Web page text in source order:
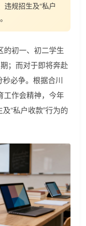
违规招生及“私户
的初一、初二学生
；而对于即将奔赴
必争。根据合川
工作会精神，今年
“私户收款”行为的